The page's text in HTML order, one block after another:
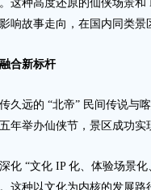
这种高度还原的仙侠场景和
响故事走向，在国内同类景
合新标杆
远的 “北帝” 民间传说与喀
年举办仙侠节，景区成功实
“文化 IP 化、体验场景化
这种以文化为内核的发展